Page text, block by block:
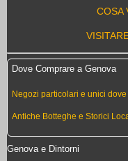
COSA
Dove Comprare a Genova
Negozi particolari e unici
Antiche Botteghe e Storici
Genova e Dintorni